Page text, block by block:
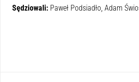
Sędziowali: Paweł Podsiadło, Adam